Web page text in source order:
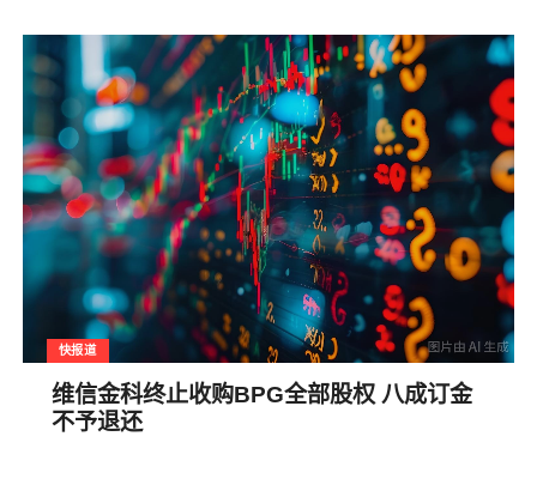
快报道
维信金科终止收购BPG全部股权 八成订金
不予退还